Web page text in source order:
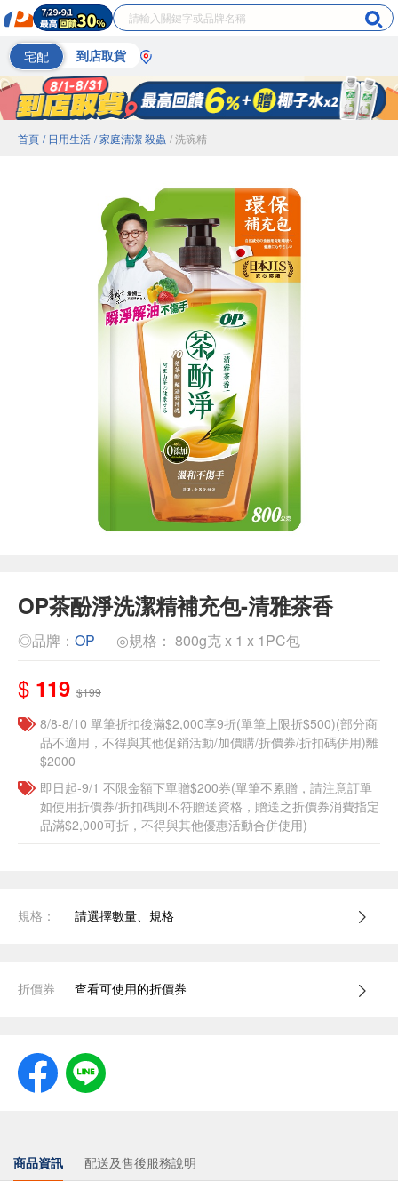
宅配 到店取貨
首頁 / 日用生活 / 家庭清潔 殺蟲 / 洗碗精
OP茶酚淨洗潔精補充包-清雅茶香
◎品牌： OP ◎規格： 800g克 x 1 x 1PC包
$ 119 $199
8/8-8/10 單筆折扣後滿$2,000享9折(單筆上限折$500)(部分商
品不適用，不得與其他促銷活動/加價購/折價券/折扣碼併用)離
$2000
即日起-9/1 不限金額下單贈$200券(單筆不累贈，請注意訂單
如使用折價券/折扣碼則不符贈送資格，贈送之折價券消費指定
品滿$2,000可折，不得與其他優惠活動合併使用)
規格： 請選擇數量、規格
折價券 查看可使用的折價券
商品資訊 配送及售後服務說明